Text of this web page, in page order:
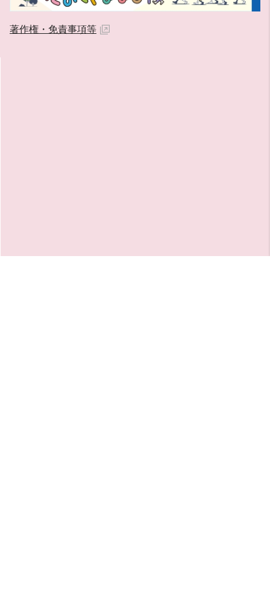
著作権・免責事項等